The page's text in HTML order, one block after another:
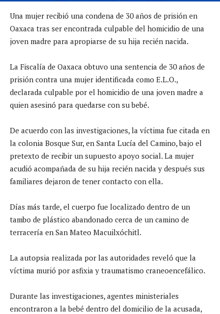
Una mujer recibió una condena de 30 años de prisión en
Oaxaca tras ser encontrada culpable del homicidio de una
joven madre para apropiarse de su hija recién nacida.
La Fiscalía de Oaxaca obtuvo una sentencia de 30 años de
prisión contra una mujer identificada como E.L.O.,
declarada culpable por el homicidio de una joven madre a
quien asesinó para quedarse con su bebé.
De acuerdo con las investigaciones, la víctima fue citada en
la colonia Bosque Sur, en Santa Lucía del Camino, bajo el
pretexto de recibir un supuesto apoyo social. La mujer
acudió acompañada de su hija recién nacida y después sus
familiares dejaron de tener contacto con ella.
Días más tarde, el cuerpo fue localizado dentro de un
tambo de plástico abandonado cerca de un camino de
terracería en San Mateo Macuilxóchitl.
La autopsia realizada por las autoridades reveló que la
víctima murió por asfixia y traumatismo craneoencefálico.
Durante las investigaciones, agentes ministeriales
encontraron a la bebé dentro del domicilio de la acusada,